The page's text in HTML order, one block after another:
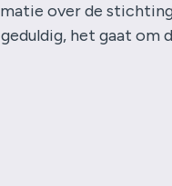
over de
het gaat om